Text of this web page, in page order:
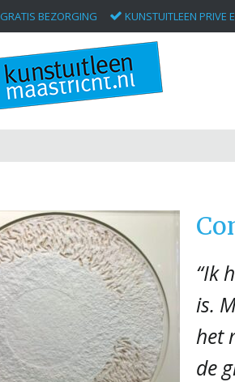
GRATIS BEZORGING KUNSTUITLEEN PRIVE
“Ik
is.
het
de